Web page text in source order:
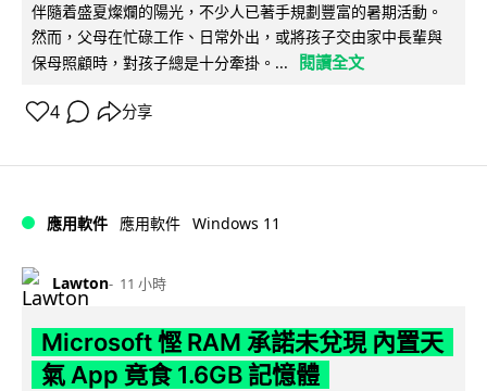
伴隨着盛夏燦爛的陽光，不少人已著手規劃豐富的暑期活動。
然而，父母在忙碌工作、日常外出，或將孩子交由家中長輩與
保母照顧時，對孩子總是十分牽掛。...
閱讀全文
4 分享
應用軟件 應用軟件 Windows 11
Lawton 11 小時
Microsoft 慳 RAM 承諾未兌現 內置天
氣 App 竟食 1.6GB 記憶體